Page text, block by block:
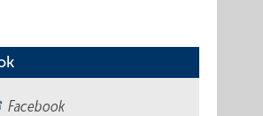
Facebook